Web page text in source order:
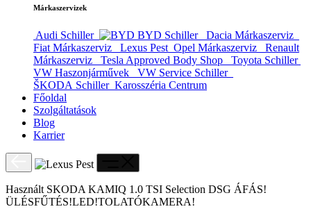
Márkaszervizek
Audi Schiller BYD Schiller
Dacia Márkaszerviz
Fiat Márkaszerviz
Lexus Pest Opel Márkaszerviz
Renault
Márkaszerviz
Tesla Approved Body Shop
Toyota Schiller
VW Haszonjárművek
VW Service Schiller
ŠKODA Schiller Karosszéria Centrum
Főoldal
Szolgáltatások
Blog
Karrier
Használt SKODA KAMIQ 1.0 TSI Selection DSG ÁFÁS!
ÜLÉSFŰTÉS!LED!TOLATÓKAMERA!